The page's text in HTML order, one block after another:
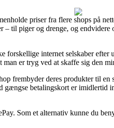
priser fra flere shops på
til piger og drenge, og
forskellige internet selskaber
er tryg ved at skaffe sig den
frembyder deres produkter til
gængse betalingskort er imidlertid
Som et alternativ kunne du